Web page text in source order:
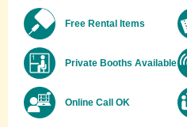
Free Rental Items
Private Booths Available
Online Call OK